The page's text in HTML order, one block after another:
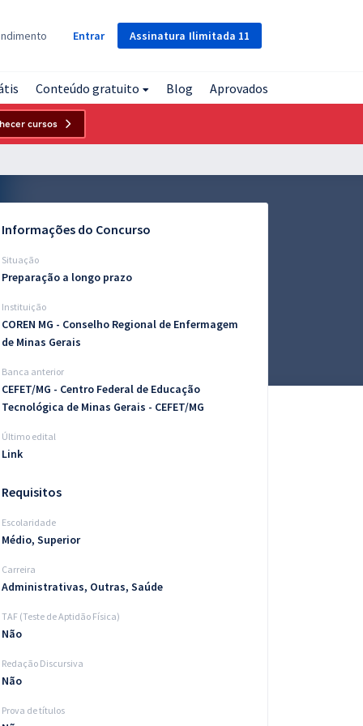
Assinatura Ilimitada 11
Entrar
Conteúdo gratuito Blog Aprovados
cursos
Informações do Concurso
Situação
Preparação a longo prazo
Instituição
COREN MG - Conselho Regional de Enfermagem
de Minas Gerais
Banca anterior
CEFET/MG - Centro Federal de Educação
Tecnológica de Minas Gerais - CEFET/MG
Último edital
Link
Requisitos
Escolaridade
Médio, Superior
Carreira
Administrativas, Outras, Saúde
TAF (Teste de Aptidão Física)
Não
Redação Discursiva
Não
Prova de títulos